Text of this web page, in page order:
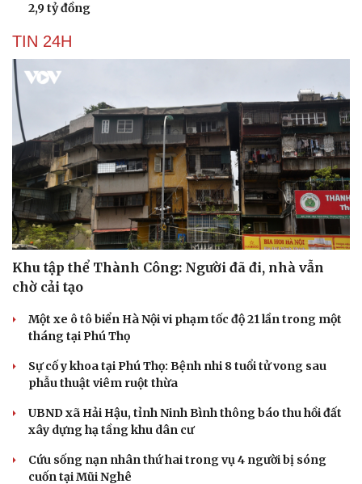
Cải chính
2,9 tỷ đồng
TIN 24H
Khu tập thể Thành Công: Người đã đi, nhà vẫn
chờ cải tạo
Một xe ô tô biển Hà Nội vi phạm tốc độ 21 lần trong một
tháng tại Phú Thọ
Sự cố y khoa tại Phú Thọ: Bệnh nhi 8 tuổi tử vong sau
phẫu thuật viêm ruột thừa
UBND xã Hải Hậu, tỉnh Ninh Bình thông báo thu hồi đất
xây dựng hạ tầng khu dân cư
Cứu sống nạn nhân thứ hai trong vụ 4 người bị sóng
cuốn tại Mũi Nghê